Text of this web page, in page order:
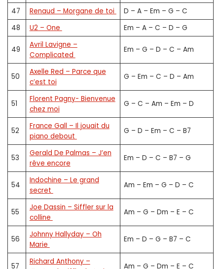
47 Renaud – Morgane de toi
D – A – Em – G – C
48
U2 – One Em – A – C – D – G
49
Avril Lavigne –
Complicated
Em – G – D – C – Am
50
Axelle Red – Parce que
c’est toi
G – Em – C – D – Am
51
Florent Pagny- Bienvenue
chez moi
G – C – Am – Em – D
52
France Gall – Il jouait du
piano debout
G – D – Em – C – B7
53
Gerald De Palmas – J’en
rêve encore
Em – D – C – B7 – G
54
Indochine – Le grand
secret
Am – Em – G – D – C
55
Joe Dassin – Siffler sur la
colline
Am – G – Dm – E – C
56
Johnny Hallyday – Oh
Marie
Em – D – G – B7 – C
57
Richard Anthony –
Am – G – Dm – E – C